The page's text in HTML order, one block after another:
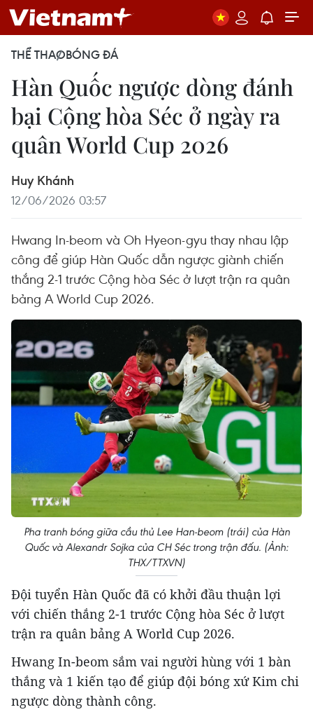
THỂ THAOBÓNG ĐÁ
Hàn Quốc ngược dòng đánh
bại Cộng hòa Séc ở ngày ra
quân World Cup 2026
Huy Khánh
12/06/2026 03:57
Hwang In-beom và Oh Hyeon-gyu thay nhau lập
công để giúp Hàn Quốc dẫn ngược giành chiến
thắng 2-1 trước Cộng hòa Séc ở lượt trận ra quân
bảng A World Cup 2026.
Pha tranh bóng giữa cầu thủ Lee Han-beom (trái) của Hàn
Quốc và Alexandr Sojka của CH Séc trong trận đấu. (Ảnh:
THX/TTXVN)
Đội tuyển Hàn Quốc đã có khởi đầu thuận lợi
với chiến thắng 2-1 trước Cộng hòa Séc ở lượt
trận ra quân bảng A World Cup 2026.
Hwang In-beom sắm vai người hùng với 1 bàn
thắng và 1 kiến tạo để giúp đội bóng xứ Kim chi
ngược dòng thành công.